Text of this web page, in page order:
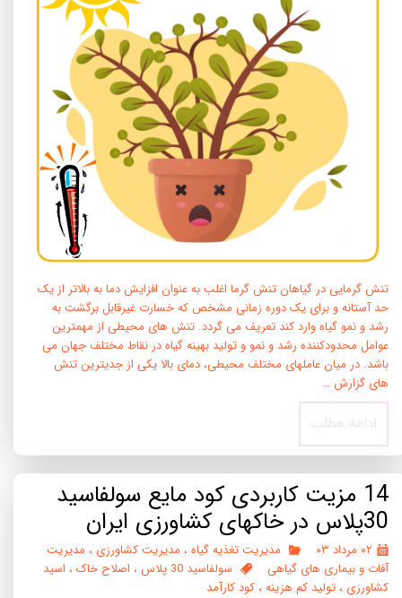
تنش گرمایی در گیاهان تنش گرما اغلب به عنوان افزایش دما به بالاتر از یک
حد آستانه و برای یک دوره زمانی مشخص که خسارت غیرقابل برگشت به
رشد و نمو گیاه وارد کند تعریف می گردد. تنش های محیطی از مهمترین
عوامل محدودکننده رشد و نمو و تولید بهینه گیاه در نقاط مختلف جهان می
باشد. در میان عاملهای مختلف محیطی، دمای بالا یکی از جدیترین تنش
های گزارش …
ادامه مطلب
14 مزیت کاربردی کود مایع سولفاسید
30پلاس در خاکهای کشاورزی ایران
۰۲ مرداد ۰۳ مدیریت تغذیه گیاه ، مدیریت کشاورزی ، مدیریت
آفات و بیماری های گیاهی
سولفاسید 30 پلاس ، اصلاح خاک ، اسید
کشاورزی ، تولید کم هزینه ، کود کارآمد